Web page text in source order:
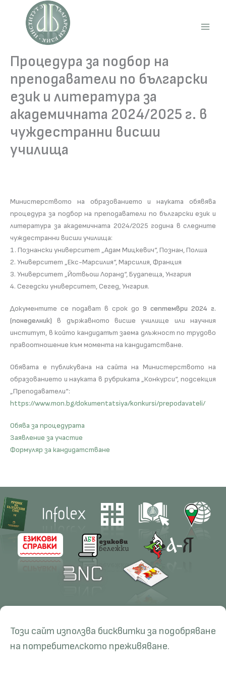
Този сайт използва бисквитки за подобряване
на потребителското преживяване.
content
Процедура за подбор на
преподаватели по български
език и литература за
академичната 2024/2025 г. в
чуждестранни висши
училища
Министерството на образованието и науката обявява
процедура за подбор на преподаватели по български език и
литература за академичната 2024/2025 година в следните
чуждестранни висши училища:
1. Познански университет „Адам Мицкевич“, Познан, Полша
2. Университет „Екс-Марсилия“, Марсилия, Франция
3. Университет „Йотвьош Лоранд“, Будапеща, Унгария
4. Сегедски университет, Сегед, Унгария.
Документите се подават в срок до 9 септември 2024 г.
(понеделник) в държавното висше училище или научния
институт, в който кандидатът заема длъжност по трудово
правоотношение към момента на кандидатстване.
Обявата е публикувана на сайта на Министерството на
образованието и науката в рубриката „Конкурси“, подсекция
„Преподаватели“:
https://www.mon.bg/dokumentatsiya/konkursi/prepodavateli/
Обява за процедурата
Заявление за участие
Формуляр за кандидатстване
Management Projects
Education Resources